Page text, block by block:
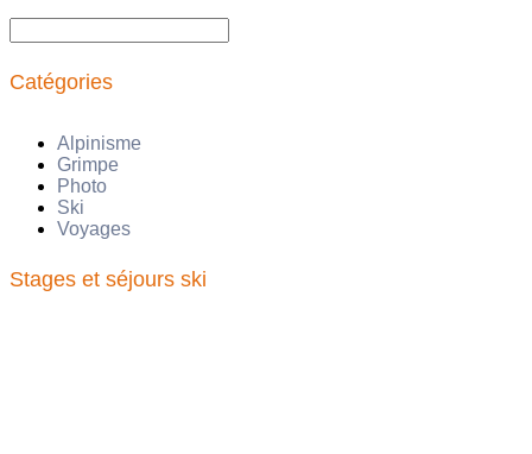
Catégories
Alpinisme
Grimpe
Photo
Ski
Voyages
Stages et séjours ski